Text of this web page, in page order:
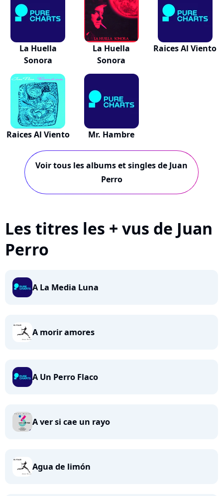
La Huella
Sonora
La Huella
Sonora
Raices Al Viento
Raices Al Viento Mr. Hambre
Voir tous les albums et singles de Juan
Perro
Les titres les + vus de Juan
Perro
A La Media Luna
A morir amores
A Un Perro Flaco
A ver si cae un rayo
Agua de limón